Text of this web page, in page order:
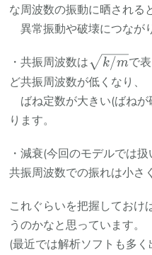
な周波数の振動に晒される
異常振動や破壊につなが
・共振周波数は\sqrt{k/
k/mで
ど共振周波数が低くなり、
ばね定数が大きい(ばね
ります。
・減衰(今回のモデルでは
共振周波数での振れは小さ
これぐらいを把握しておけ
うのかなと思っています。
(最近では解析ソフトも多